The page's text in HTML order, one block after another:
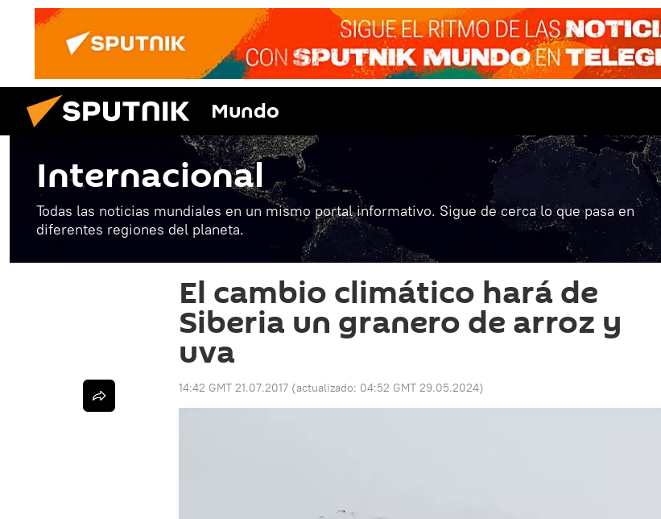
Mundo
Internacional
Todas las noticias mundiales en un mismo portal informativo. Sigue de cerca lo que pasa en
diferentes regiones del planeta.
El cambio climático hará de
Siberia un granero de arroz y
uva
14:42 GMT 21.07.2017 (actualizado: 04:52 GMT 29.05.2024)